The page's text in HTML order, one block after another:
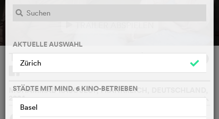
TRAILER ABSPIELEN
The Seed of the Sacred Fig WATCHLIST
MOHAMMAD RASOULOF, FRANKREICH, DEUTSCHLAND,
2024 o
AKTUELLE AUSWAHL
Zürich
STÄDTE MIT MIND. 6 KINO-BETRIEBEN
Basel